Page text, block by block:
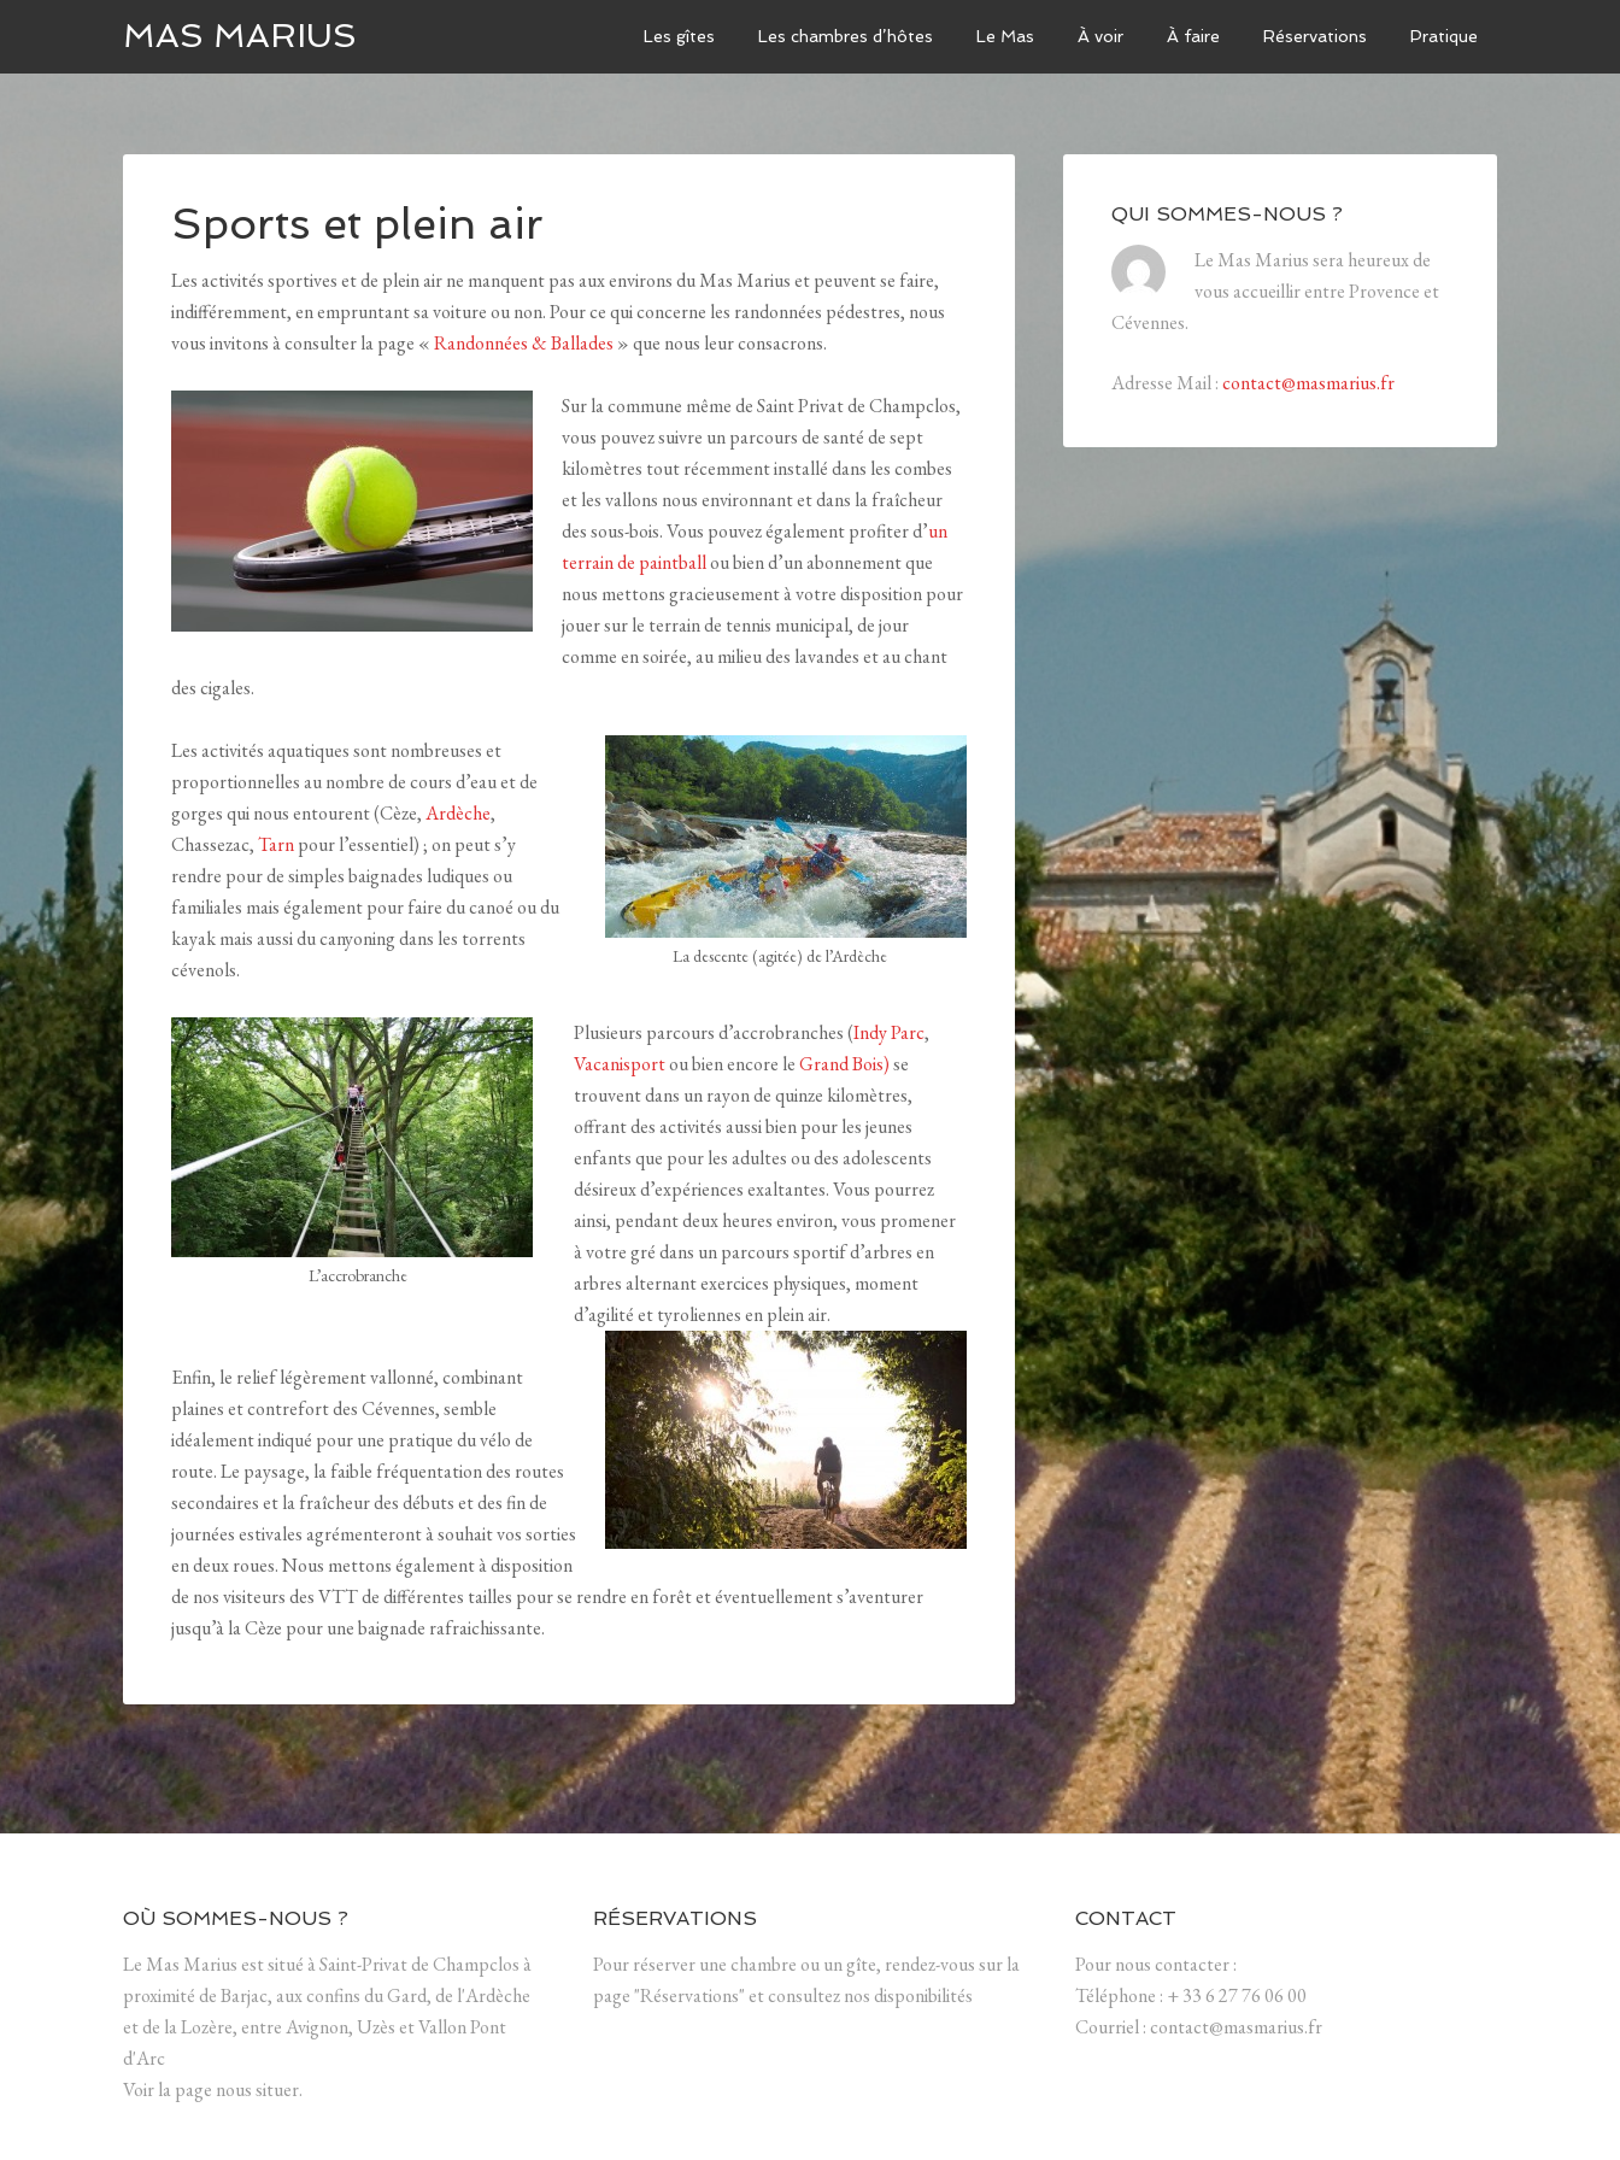
MAS MARIUS Les gîtes Les chambres d’hôtes Le Mas À voir À faire Réservations Pratique
Sports et plein air
Les activités sportives et de plein air ne manquent pas aux environs du Mas Marius et peuvent se faire,
indifféremment, en empruntant sa voiture ou non. Pour ce qui concerne les randonnées pédestres, nous
vous invitons à consulter la page «Randonnées & Ballades » que nous leur consacrons.
Sur la commune même de Saint Privat de Champclos,
vous pouvez suivre un parcours de santé de sept
kilomètres tout récemment installé dans les combes
et les vallons nous environnant et dans la fraîcheur
des sous-bois. Vous pouvez également profiter d’un
terrain de paintballou bien d’un abonnement que
nous mettons gracieusement à votre disposition pour
jouer sur le terrain de tennis municipal, de jour
comme en soirée, au milieu des lavandes et au chant
des cigales.
La descente (agitée) de l’Ardèche
Les activités aquatiques sont nombreuses et
proportionnelles au nombre de cours d’eau et de
gorges qui nous entourent (Cèze,Ardèche,
Chassezac,Tarnpour l’essentiel) ; on peut s’y
rendre pour de simples baignades ludiques ou
familiales mais également pour faire du canoé ou du
kayak mais aussi du canyoning dans les torrents
cévenols.
L’accrobranche
Plusieurs parcours d’accrobranches (Indy Parc,
Vacanisportou bien encore leGrand Bois)se
trouvent dans un rayon de quinze kilomètres,
offrant des activités aussi bien pour les jeunes
enfants que pour les adultes ou des adolescents
désireux d’expériences exaltantes. Vous pourrez
ainsi, pendant deux heures environ, vous promener
à votre gré dans un parcours sportif d’arbres en
arbres alternant exercices physiques, moment
d’agilité et tyroliennes en plein air.
Enfin, le relief légèrement vallonné, combinant
plaines et contrefort des Cévennes, semble
idéalement indiqué pour une pratique du vélo de
route. Le paysage, la faible fréquentation des routes
secondaires et la fraîcheur des débuts et des fin de
journées estivales agrémenteront à souhait vos sorties
en deux roues. Nous mettons également à disposition
de nos visiteurs des VTT de différentes tailles pour se rendre en forêt et éventuellement s’aventurer
jusqu’à la Cèze pour une baignade rafraichissante.
QUI SOMMES-NOUS ?
Le Mas Marius sera heureux de
vous accueillir entre Provence et
Cévennes.
Adresse Mail :contact@masmarius.fr
OÙ SOMMES-NOUS ?
Le Mas Marius est situé à Saint-Privat de Champclos à
proximité de Barjac, aux confins du Gard, de l'Ardèche
et de la Lozère, entre Avignon, Uzès et Vallon Pont
d'Arc
Voir la page nous situer.
RÉSERVATIONS
Pour réserver une chambre ou un gîte, rendez-vous sur la
page "Réservations" et consultez nos disponibilités
CONTACT
Pour nous contacter :
Téléphone : + 33 6 27 76 06 00
Courriel : contact@masmarius.fr